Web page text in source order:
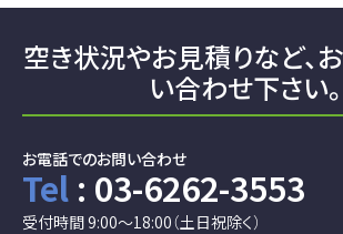
空き状況やお見積りなど、
い合わせ下さい。
お電話でのお問い合わせ
Tel : 03-6262-3553
受付時間 9:00～18:00（土日祝除く）